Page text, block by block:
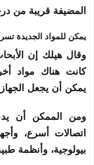
المضيفة قريبة من
يمكن للمواد الجديدة
وقال هيلك إن
كانت هناك مواد
يمكن أن يجعل
ومن الممكن أن
اتصالات أسرع،
بيولوجية، وأنظمة